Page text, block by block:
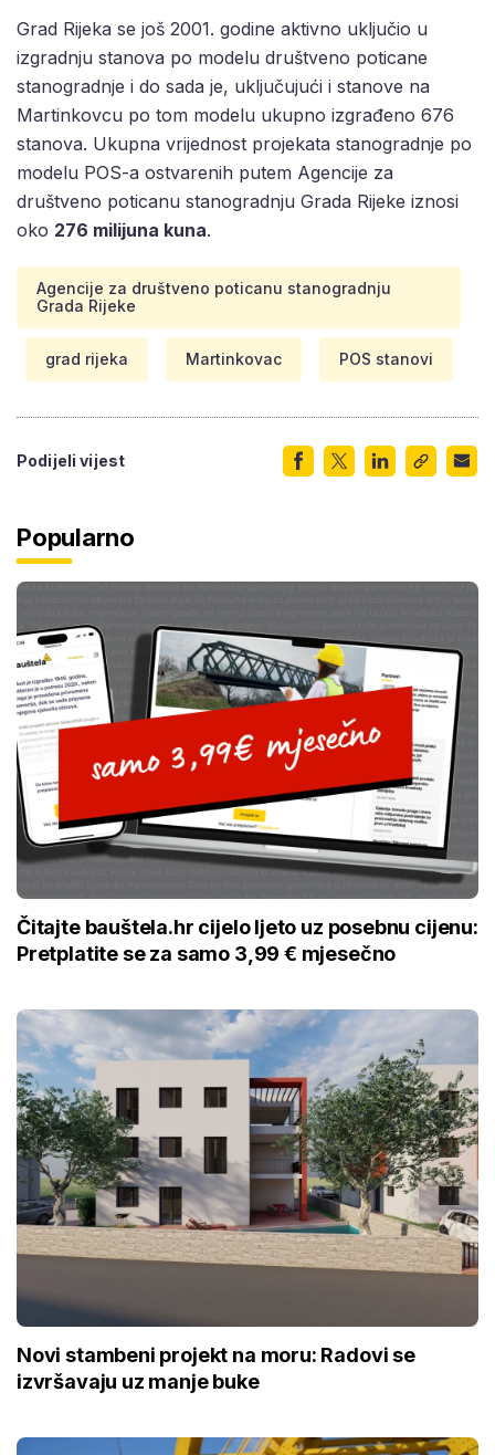
Grad Rijeka se još 2001. godine aktivno uključio u
izgradnju stanova po modelu društveno poticane
stanogradnje i do sada je, uključujući i stanove na
Martinkovcu po tom modelu ukupno izgrađeno 676
stanova. Ukupna vrijednost projekata stanogradnje po
modelu POS-a ostvarenih putem Agencije za
društveno poticanu stanogradnju Grada Rijeke iznosi
oko 276 milijuna kuna.
Agencije za društveno poticanu stanogradnju
Grada Rijeke
grad rijeka Martinkovac POS stanovi
Podijeli vijest
Popularno
Čitajte bauštela.hr cijelo ljeto uz posebnu cijenu:
Pretplatite se za samo 3,99 € mjesečno
Novi stambeni projekt na moru: Radovi se
izvršavaju uz manje buke